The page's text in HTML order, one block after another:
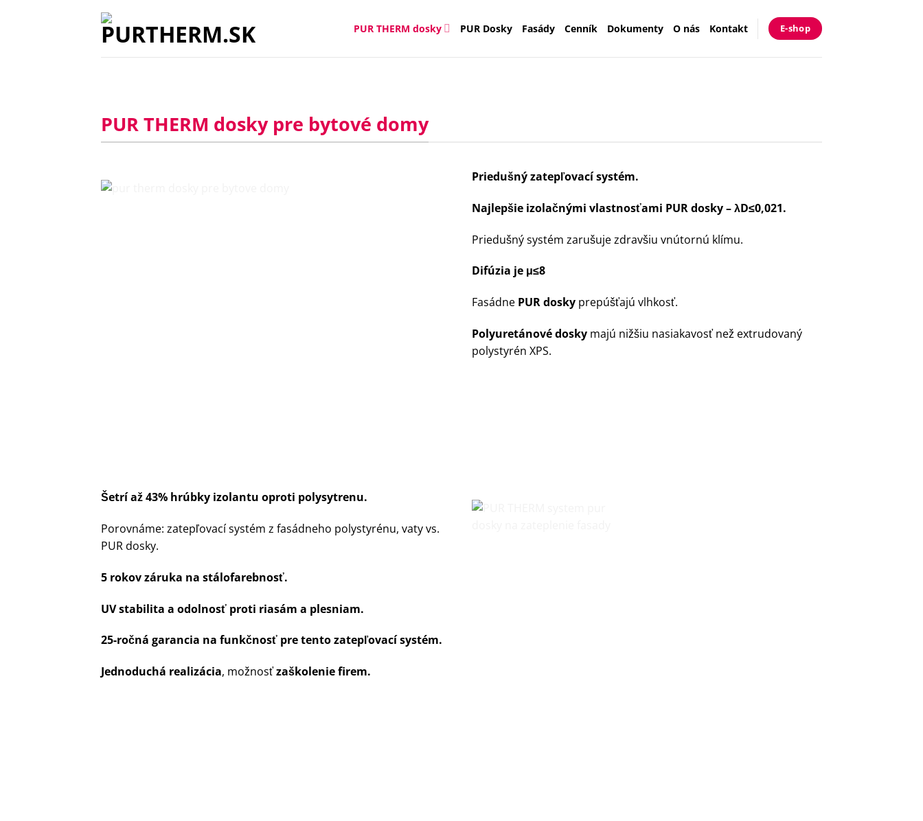
PUR THERM dosky PUR Dosky Fasády Cenník Dokumenty O nás Kontakt E-shop
PUR THERM dosky pre bytové domy
Priedušný zatepľovací systém.
Najlepšie izolačnými vlastnosťami PUR dosky – λD≤0,021.
Priedušný systém zarušuje zdravšiu vnútornú klímu.
Difúzia je μ≤8
Fasádne PUR dosky prepúšťajú vlhkosť.
Polyuretánové dosky majú nižšiu nasiakavosť než extrudovaný
polystyrén XPS.
Šetrí až 43% hrúbky izolantu oproti polysytrenu.
Porovnáme: zatepľovací systém z fasádneho polystyrénu, vaty vs.
PUR dosky.
5 rokov záruka na stálofarebnosť.
UV stabilita a odolnosť proti riasám a plesniam.
25-ročná garancia na funkčnosť pre tento zatepľovací systém.
Jednoduchá realizácia, možnosťzaškolenie firem.